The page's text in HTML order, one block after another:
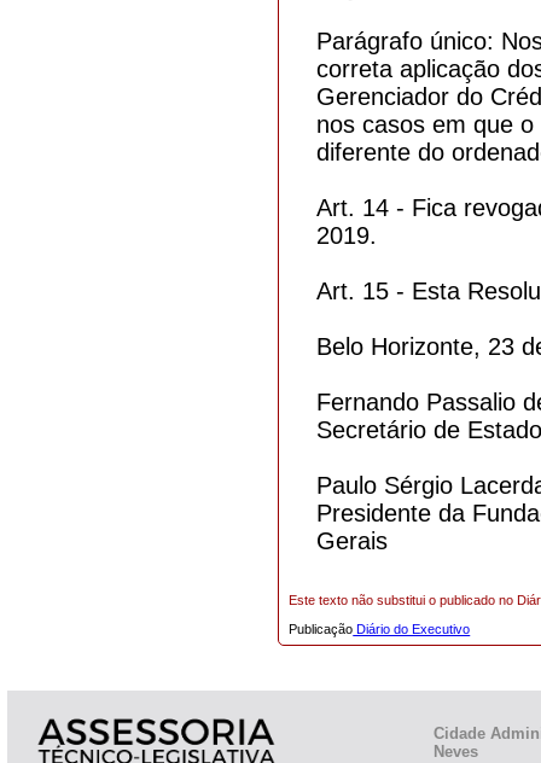
Parágrafo único:
correta aplicação
Gerenciador do
nos casos em que
diferente do
Art. 14 - Fica
2019.
Art. 15 - Esta
Belo Horizonte, 23
Fernando Passalio
Secretário de
Paulo Sérgio
Presidente da
Gerais
Este texto não substitui o publicado no
Publicação Diário do Executivo
Cidade
Neves